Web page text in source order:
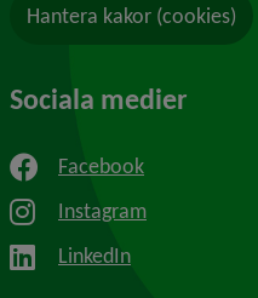
Hantera kakor (cookies)
Sociala medier
Facebook
Instagram
LinkedIn